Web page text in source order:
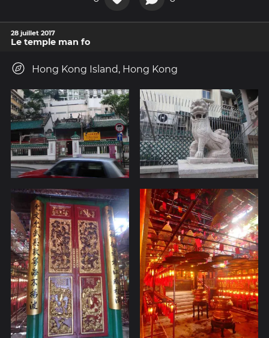
28 juillet 2017
Le temple man fo
Hong Kong Island, Hong Kong